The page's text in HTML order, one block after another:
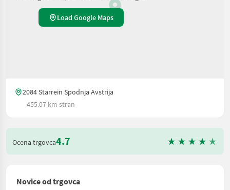
Load Google Maps
2084 Starrein Spodnja Avstrija
455.07 km stran
Ocena trgovca4.7
Novice od trgovca